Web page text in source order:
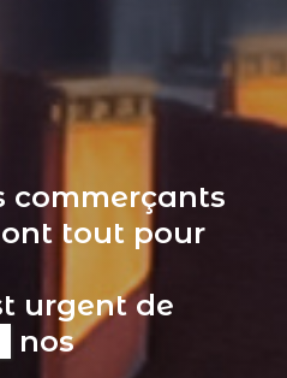
commerçants
tout pour
urgent de
nos